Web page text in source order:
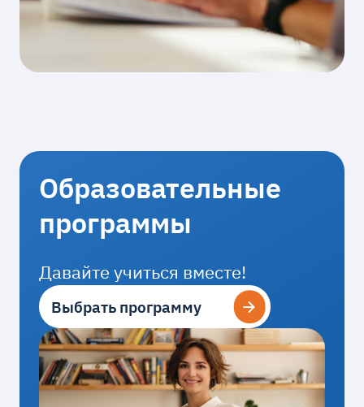
Образовательные
программы
Давайте учиться вместе!
Выбрать программу
Выбрать программу